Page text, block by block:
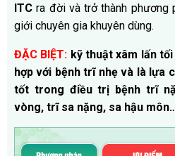
ITC ra đời và trở thành
giới chuyên gia khuyên dùng.
ĐẶC BIỆT: kỹ thuật xâm lấn
hợp với bệnh trĩ nhẹ và là lựa
tốt trong điều trị bệnh trĩ
vòng, trĩ sa nặng, sa hậu